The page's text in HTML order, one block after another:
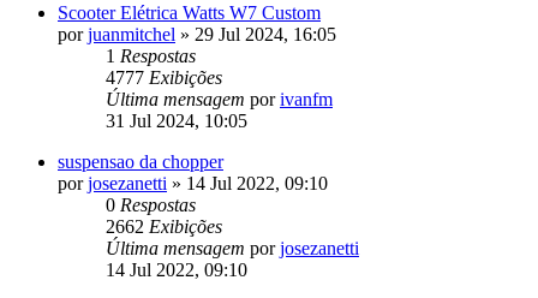
Scooter Elétrica Watts W7 Custom
porjuanmitchel » 29 Jul 2024, 16:05
1 Respostas
4777 Exibições
Última mensagem porivanfm
31 Jul 2024, 10:05
suspensao da chopper
porjosezanetti » 14 Jul 2022, 09:10
0 Respostas
2662 Exibições
Última mensagem porjosezanetti
14 Jul 2022, 09:10